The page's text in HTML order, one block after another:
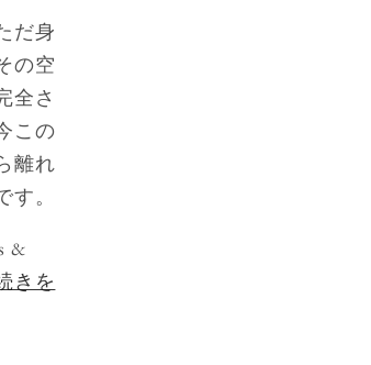
だ身
の空
全さ
この
離れ
。
&
きを